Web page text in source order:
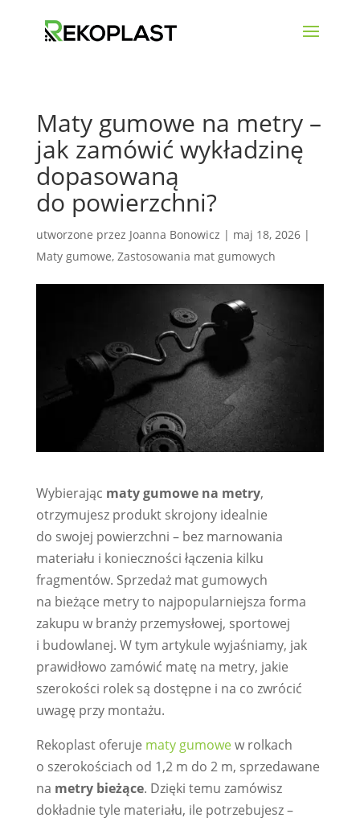
Maty gumowe na metry –
jak zamówić wykładzinę
dopasowaną
do powierzchni?
utworzone przez Joanna Bonowicz | maj 18, 2026|
Maty gumowe, Zastosowania mat gumowych
Wybierając maty gumowe na metry,
otrzymujesz produkt skrojony idealnie
do swojej powierzchni – bez marnowania
materiału i konieczności łączenia kilku
fragmentów. Sprzedaż mat gumowych
na bieżące metry to najpopularniejsza forma
zakupu w branży przemysłowej, sportowej
i budowlanej. W tym artykule wyjaśniamy, jak
prawidłowo zamówić matę na metry, jakie
szerokości rolek są dostępne i na co zwrócić
uwagę przy montażu.
Rekoplast oferuje maty gumowew rolkach
o szerokościach od 1,2 m do 2 m, sprzedawane
na metry bieżące. Dzięki temu zamówisz
dokładnie tyle materiału, ile potrzebujesz –